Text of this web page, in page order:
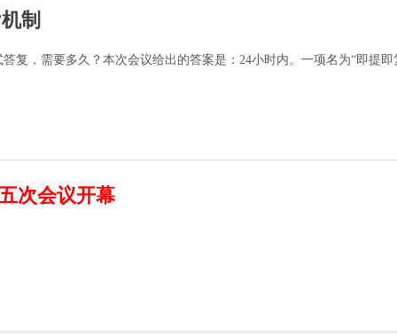
制
复，需要多久？本次会议给出的答案是：24小时内。一项名为“即提即
次会议开幕